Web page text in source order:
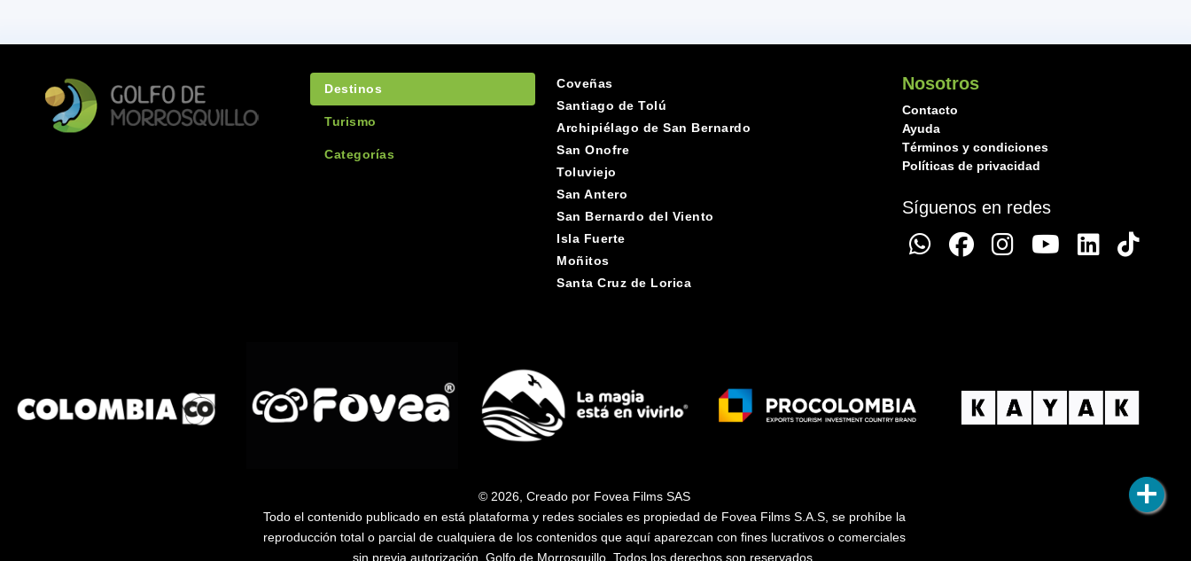
Destinos
Turismo
Categorías
Coveñas
Santiago de Tolú
Archipiélago de San Bernardo
San Onofre
Toluviejo
San Antero
San Bernardo del Viento
Isla Fuerte
Moñitos
Santa Cruz de Lorica
Nosotros
Contacto
Ayuda
Términos y condiciones
Políticas de privacidad
Síguenos en redes
© 2026, Creado por Fovea Films SAS
Todo el contenido publicado en está plataforma y redes sociales es propiedad de Fovea Films S.A.S, se prohíbe la
reproducción total o parcial de cualquiera de los contenidos que aquí aparezcan con fines lucrativos o comerciales
sin previa autorización. Golfo de Morrosquillo. Todos los derechos son reservados.